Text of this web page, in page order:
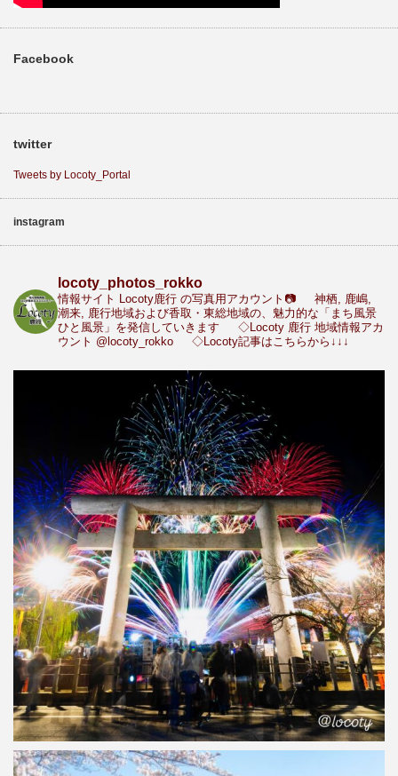
Facebook
twitter
Tweets by Locoty_Portal
instagram
locoty_photos_rokko
情報サイト Locoty鹿行 の写真用アカウント📷
神栖, 鹿嶋,
潮来, 鹿行地域および香取・東総地域の、魅力的な「まち風景
ひと風景」を発信していきます
◇Locoty 鹿行 地域情報アカ
ウント @locoty_rokko ◇Locoty記事はこちらから↓↓↓